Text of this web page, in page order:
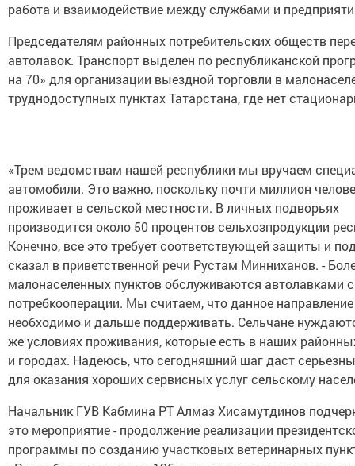
работа и взаимодействие между службами и
Председателям районных потребительских обществ
автолавок. Транспорт выделен по республиканской
на 70» для организации выездной торговли в
труднодоступных пунктах Татарстана, где нет
«Трем ведомствам нашей республики мы вручаем
автомобили. Это важно, поскольку почти миллион
проживает в сельской местности. В личных подворьях
производится около 50 процентов сельхозпродукции
Конечно, все это требует соответствующей защиты и
сказал в приветственной речи Рустам Минниханов. -
малонаселенных пунктов обслуживаются автолавками
потребкооперации. Мы считаем, что данное направление
необходимо и дальше поддерживать. Сельчане
же условиях проживания, которые есть в наших
и городах. Надеюсь, что сегодняшний шаг даст
для оказания хороших сервисных услуг сельскому
Начальник ГУВ Кабмина РТ Алмаз Хисамутдинов
это мероприятие - продолжение реализации
программы по созданию участковых ветеринарных